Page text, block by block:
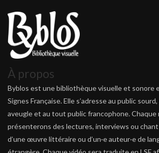
À propos
Byblos est une bibliothèque visuelle et sonore
Signes Française. Elle s’adresse au public
aveugle et au tout public francophone. Chaque
présenterons des lectures, interviews ou
d’une œuvre littéraire ou d’un·e auteur·e de